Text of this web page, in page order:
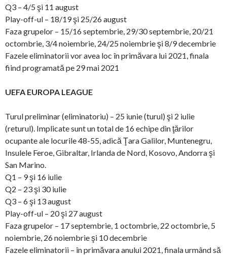
Q3 – 4/5 şi 11 august
Play-off-ul – 18/19 şi 25/26 august
Faza grupelor – 15/16 septembrie, 29/30 septembrie, 20/21
octombrie, 3/4 noiembrie, 24/25 noiembrie şi 8/9 decembrie
Fazele eliminatorii vor avea loc în primăvara lui 2021, finala
fiind programată pe 29 mai 2021
UEFA EUROPA LEAGUE
Turul preliminar (eliminatoriu) – 25 iunie (turul) şi 2 iulie
(returul). Implicate sunt un total de 16 echipe din ţărilor
ocupante ale locurile 48-55, adică Ţara Galilor, Muntenegru,
Insulele Feroe, Gibraltar, Irlanda de Nord, Kosovo, Andorra şi
San Marino.
Q1 – 9 şi 16 iulie
Q2 – 23 şi 30 iulie
Q3 – 6 şi 13 august
Play-off-ul – 20 şi 27 august
Faza grupelor – 17 septembrie, 1 octombrie, 22 octombrie, 5
noiembrie, 26 noiembrie şi 10 decembrie
Fazele eliminatorii – în primăvara anului 2021, finala urmând să